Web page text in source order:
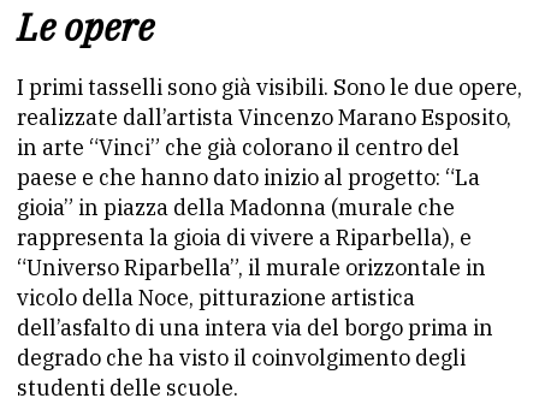
Le opere
I primi tasselli sono già visibili. Sono le due opere,
realizzate dall’artista Vincenzo Marano Esposito,
in arte “Vinci” che già colorano il centro del
paese e che hanno dato inizio al progetto: “La
gioia” in piazza della Madonna (murale che
rappresenta la gioia di vivere a Riparbella), e
“Universo Riparbella”, il murale orizzontale in
vicolo della Noce, pitturazione artistica
dell’asfalto di una intera via del borgo prima in
degrado che ha visto il coinvolgimento degli
studenti delle scuole.